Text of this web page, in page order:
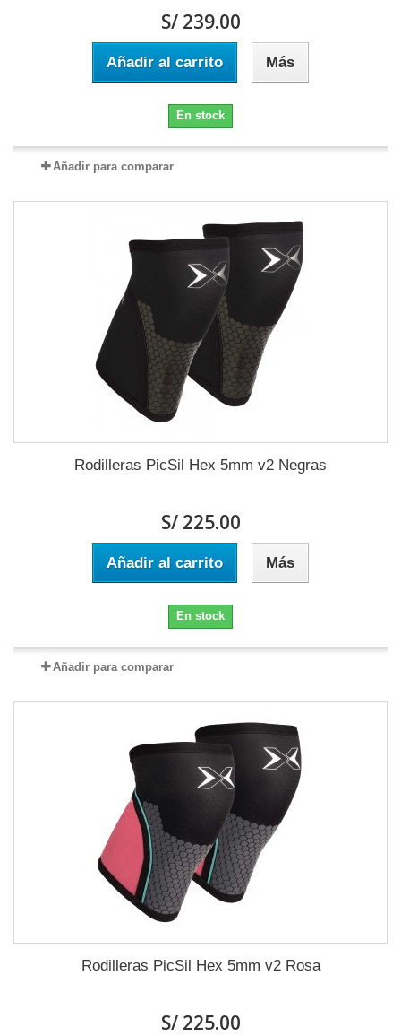
S/ 239.00
Añadir al carrito Más
En stock
Añadir para comparar
Rodilleras PicSil Hex 5mm v2 Negras
S/ 225.00
Añadir al carrito Más
En stock
Añadir para comparar
Rodilleras PicSil Hex 5mm v2 Rosa
S/ 225.00